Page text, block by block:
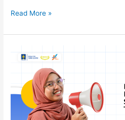
Read More »
PELAKSANAAN
SEMESTER
GENAP